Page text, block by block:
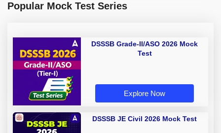
Popular Mock Test Series
DSSSB Grade-II/ASO 2026 Mock
Test
Explore Now
DSSSB JE Civil 2026 Mock Test